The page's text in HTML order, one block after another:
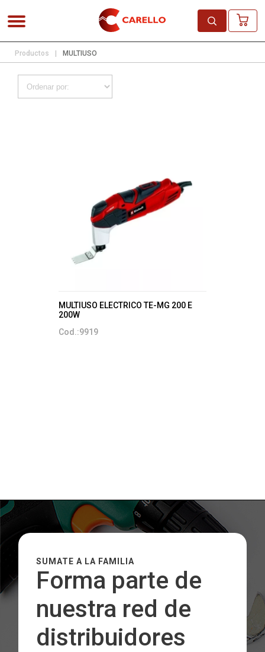
Productos MULTIUSO
MULTIUSO ELECTRICO TE-MG 200 E
200W
Cod.:9919
SUMATE A LA FAMILIA
Forma parte de
nuestra red de
distribuidores